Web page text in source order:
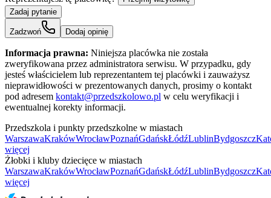
Zadaj pytanie
Zadzwoń Dodaj opinię
Informacja prawna: Niniejsza placówka nie została
zweryfikowana przez administratora serwisu. W przypadku, gdy
jesteś właścicielem lub reprezentantem tej placówki i zauważysz
nieprawidłowości w prezentowanych danych, prosimy o kontakt
pod adresem kontakt@przedszkolowo.pl w celu weryfikacji i
ewentualnej korekty informacji.
Przedszkola i punkty przedszkolne w miastach
WarszawaKrakówWrocławPoznańGdańskŁódźLublinBydgoszcz
więcej
Żłobki i kluby dziecięce w miastach
WarszawaKrakówWrocławPoznańGdańskŁódźLublinBydgoszcz
więcej